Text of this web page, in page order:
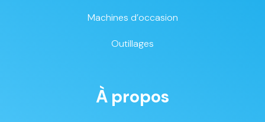
Machines d’occasion
Outillages
À propos